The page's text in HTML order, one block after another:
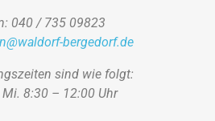
040 / 735 09823
bergedorf.de
sind wie folgt:
8:30 – 12:00 Uhr